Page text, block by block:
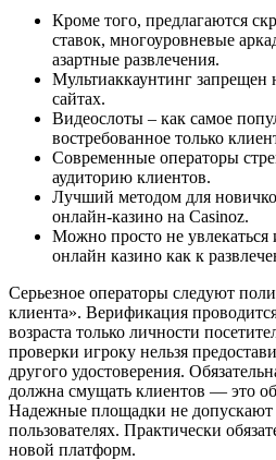
Кроме того, предлагаются
ставок, многоуровневые
азартные развлечения.
Мультиаккаунтинг запрещен
сайтах.
Видеослоты – как самое
востребованное только
Современные операторы
аудиторию клиентов.
Лучший методом для
онлайн-казино на Casinoz.
Можно просто не увлекаться
онлайн казино как к
Серьезное операторы следуют
клиента». Верификация
возраста только личности
проверки игроку нельзя
другого удостоверения.
должна смущать клиентов — это
Надежные площадки не
пользователях. Практически
новой платформ.